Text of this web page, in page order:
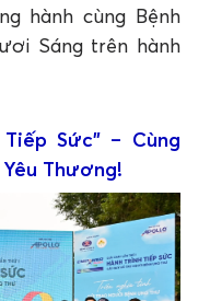
hành cùng Bệnh
Sáng trên hành
Sức” – Cùng
Thương!